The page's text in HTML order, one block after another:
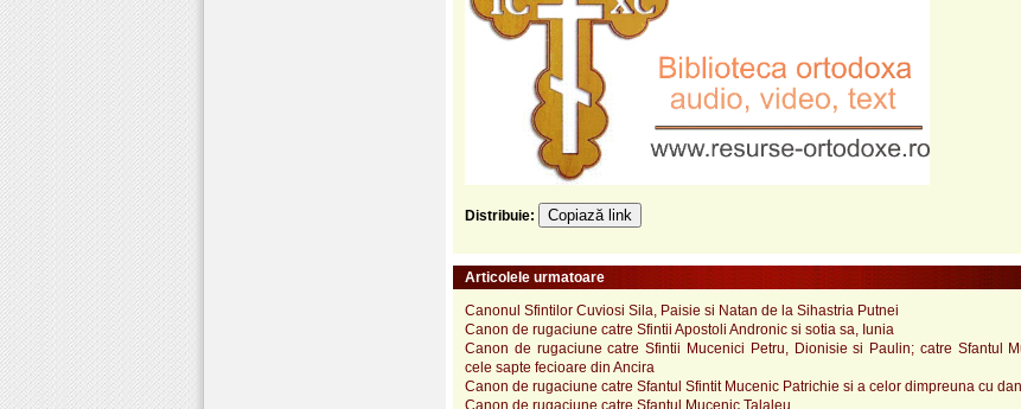
Distribuie: Copiază link
Articolele urmatoare
Canonul Sfintilor Cuviosi Sila, Paisie si Natan de la Sihastria Putnei
Canon de rugaciune catre Sfintii Apostoli Andronic si sotia sa, Iunia
Canon de rugaciune catre Sfintii Mucenici Petru, Dionisie si Paulin; catre Sfantul
cele sapte fecioare din Ancira
Canon de rugaciune catre Sfantul Sfintit Mucenic Patrichie si a celor dimpreuna cu
Canon de rugaciune catre Sfantul Mucenic Talaleu